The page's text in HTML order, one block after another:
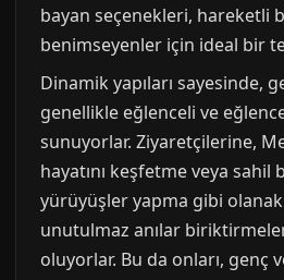
bayan seçenekleri, hareketli
benimseyenler için ideal bir
Dinamik yapıları sayesinde,
genellikle eğlenceli ve
sunuyorlar. Ziyaretçilerine,
hayatını keşfetme veya sahil
yürüyüşler yapma gibi
unutulmaz anılar
oluyorlar. Bu da onları, genç